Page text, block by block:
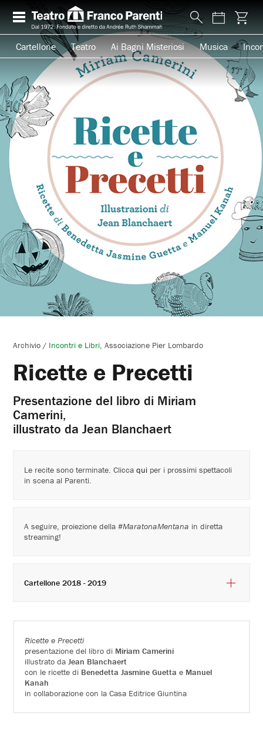
Cartellone Teatro Ai Bagni Misteriosi Musica
Archivio / Incontri e Libri Associazione Pier Lombardo
Ricette e Precetti
Presentazione del libro di Miriam
Camerini,
illustrato da Jean Blanchaert
Ricette e Precetti
presentazione del libro di Miriam Camerini
illustrato da Jean Blanchaert
con le ricette di Benedetta Jasmine Guetta e Manuel
Kanah
in collaborazione con la Casa Editrice Giuntina
Le recite sono terminate. Cliccaqui per i prossimi spettacoli
in scena al Parenti.
A seguire, proiezione della #MaratonaMentana in diretta
streaming!
Cartellone 2018 - 2019